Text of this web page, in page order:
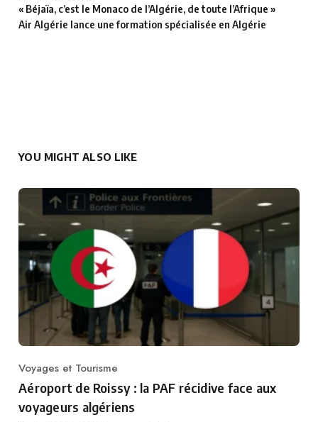
« Béjaïa, c’est le Monaco de l’Algérie, de toute l’Afrique »
Air Algérie lance une formation spécialisée en Algérie
YOU MIGHT ALSO LIKE
Category
Voyages et Tourisme
Aéroport de Roissy : la PAF récidive face aux
voyageurs algériens